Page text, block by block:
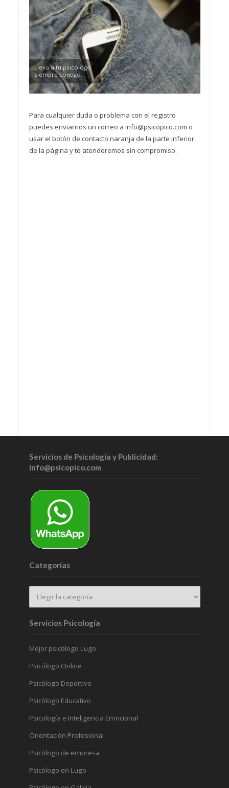
Lleva a tu psicólogo
siempre contigo.
Para cualquier duda o problema con el registro
puedes enviarnos un correo a info@psicopico.com o
usar el botón de contacto naranja de la parte inferior
de la página y te atenderemos sin compromiso.
Servicios de Psicología y Publicidad:
info@psicopico.com
Categorías
Servicios Psicología
Mejor psicólogo Lugo
Psicólogo Online
Psicólogo Deportivo
Psicólogo Educativo
Psicología e Inteligencia Emocional
Orientación Profesional
Psicólogo de empresa
Psicólogo en Lugo